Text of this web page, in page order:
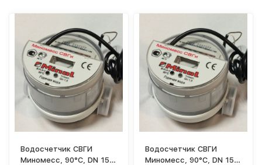
Водосчетчик СВГИ
Миномесс, 90°C, DN 15,
Водосчетчик СВГИ
Миномесс, 90°C, DN 15,